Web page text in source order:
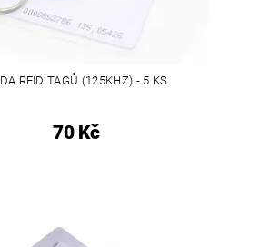
RFID TAGŮ (125KHZ) - 5 KS
70 Kč